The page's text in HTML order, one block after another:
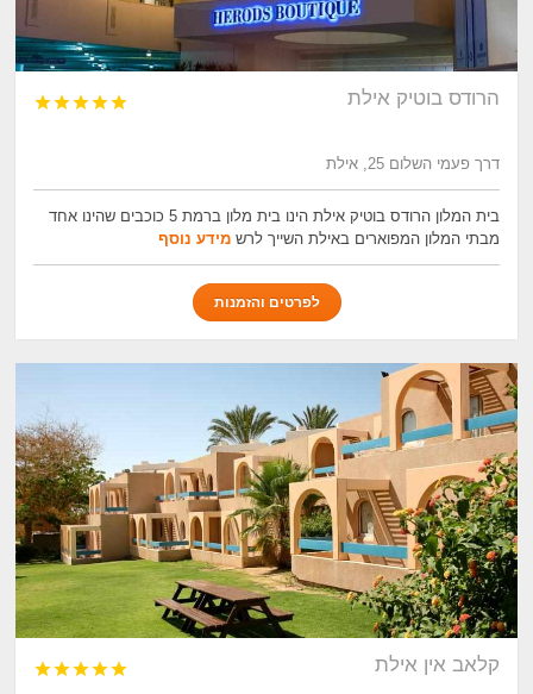
הרודס בוטיק אילת 




דרך פעמי השלום 25, אילת
בית המלון הרודס בוטיק אילת הינו בית מלון ברמת 5 כוכבים שהינו אחד
מבתי המלון המפוארים באילת השייך לרשמידע נוסף
לפרטים והזמנות
קלאב אין אילת 



